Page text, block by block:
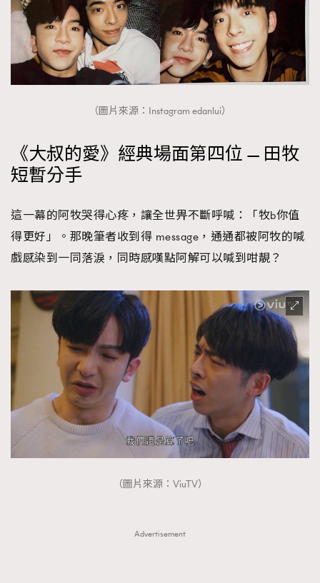
（圖片來源：Instagram edanlui）
《大叔的愛》經典場面第四位 — 田牧
短暫分手
這一幕的阿牧哭得心疼，讓全世畀不斷呼喊：「牧b你值
得更好」。那晚筆者收到得 message，通通都被阿牧的喊
戲感染到一同落淚，同時感嘆點阿解可以喊到咁靚？
（圖片來源：ViuTV）
Advertisement